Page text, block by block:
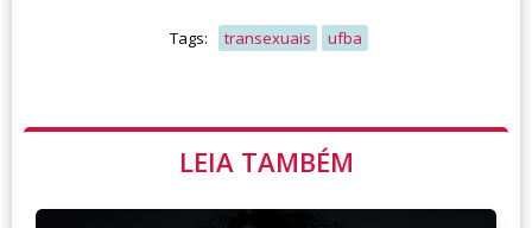
Tags: transexuais ufba
LEIA TAMBÉM